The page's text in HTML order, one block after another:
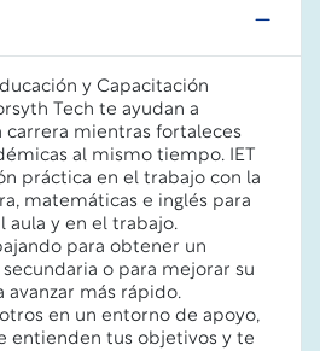
y Capacitación
Tech te ayudan a
carrera mientras fortaleces
al mismo tiempo. IET
práctica en el trabajo con la
matemáticas e inglés para
aula y en el trabajo.
para obtener un
o para mejorar su
avanzar más rápido.
en un entorno de apoyo,
entienden tus objetivos y te